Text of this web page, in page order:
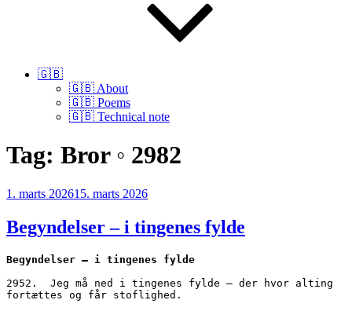
🇬🇧
🇬🇧 About
🇬🇧 Poems
🇬🇧 Technical note
Tag: Bror ◦ 2982
Udgivet
1. marts 202615. marts 2026
Begyndelser – i tingenes fylde
Begyndelser – i tingenes fylde
2952.  Jeg må ned i tingenes fylde – der hvor alting
fortættes og får stoflighed.